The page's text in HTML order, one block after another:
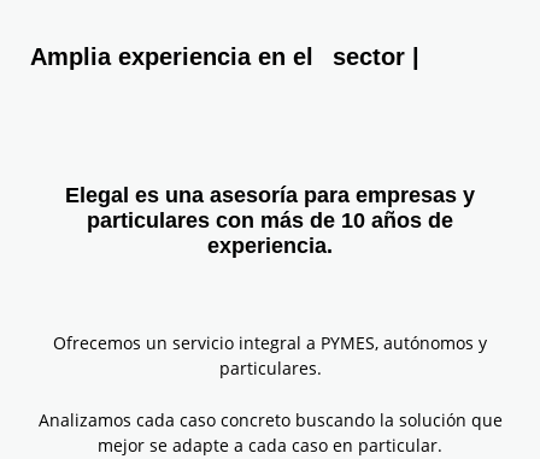
Amplia experiencia en el sector
Elegal es una asesoría para empresas y
particulares con más de 10 años de
experiencia.
Ofrecemos un servicio integral a PYMES, autónomos y
particulares.
Analizamos cada caso concreto buscando la solución que
mejor se adapte a cada caso en particular.